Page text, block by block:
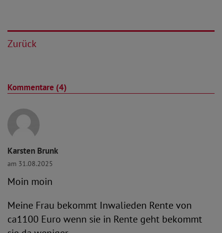
Zurück
Kommentare (4)
Karsten Brunk
am 31.08.2025
Moin moin
Meine Frau bekommt Inwalieden Rente von
ca1100 Euro wenn sie in Rente geht bekommt